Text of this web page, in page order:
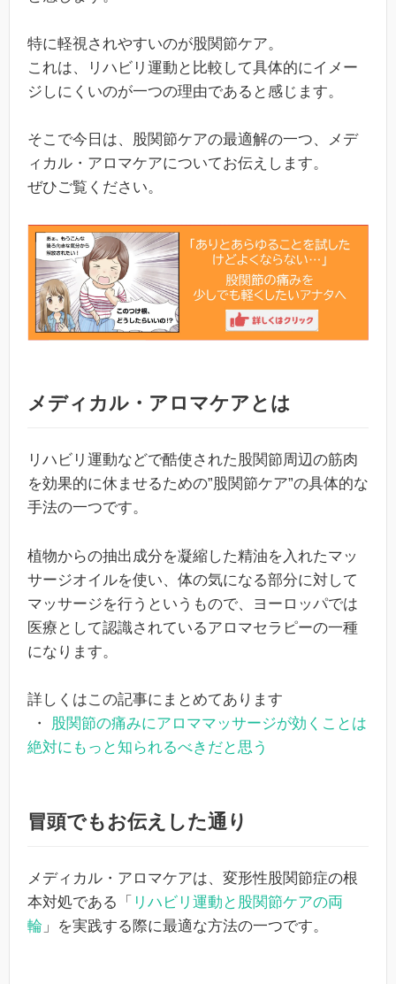
特に軽視されやすいのが股関節ケア。
これは、リハビリ運動と比較して具体的にイメー
ジしにくいのが一つの理由であると感じます。
そこで今日は、股関節ケアの最適解の一つ、メデ
ィカル・アロマケアについてお伝えします。
ぜひご覧ください。
メディカル・アロマケアとは
リハビリ運動などで酷使された股関節周辺の筋肉
を効果的に休ませるための”股関節ケア”の具体的な
手法の一つです。
植物からの抽出成分を凝縮した精油を入れたマッ
サージオイルを使い、体の気になる部分に対して
マッサージを行うというもので、ヨーロッパでは
医療として認識されているアロマセラピーの一種
になります。
詳しくはこの記事にまとめてあります
・
股関節の痛みにアロママッサージが効くことは
絶対にもっと知られるべきだと思う
冒頭でもお伝えした通り
メディカル・アロマケアは、変形性股関節症の根
本対処である「 リハビリ運動と股関節ケアの両
輪 」を実践する際に最適な方法の一つです。